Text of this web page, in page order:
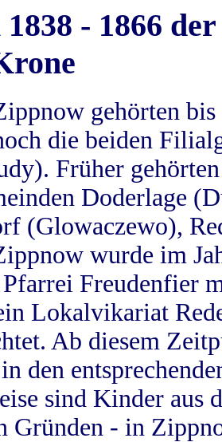
- 1866
gehörten
die beiden
Früher
Doderlage
(Glowaczewo),
wurde im
Pfarrei Freudenfier
Lokalvikariat
Ab diesem
den
sind Kinder aus
Gründen - in